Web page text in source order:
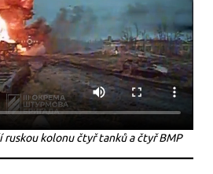
ruskou kolonu čtyř tanků a čtyř BMP